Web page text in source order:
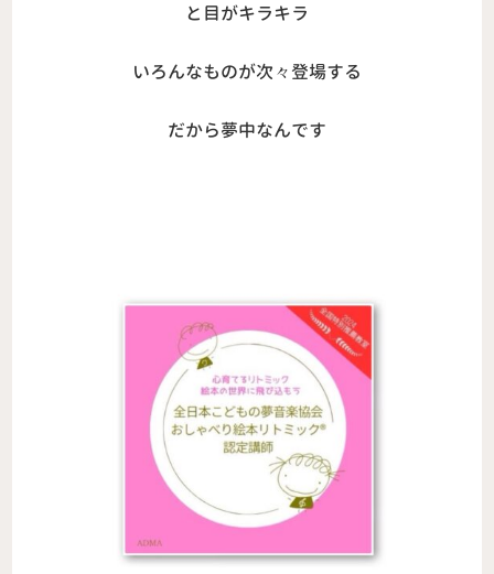
と目がキラキラ
いろんなものが次々登場する
だから夢中なんです